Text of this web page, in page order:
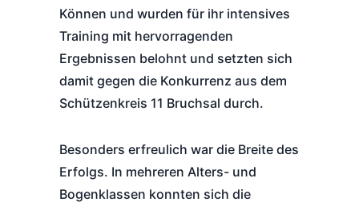
Können und wurden für ihr intensives
Training mit hervorragenden
Ergebnissen belohnt und setzten sich
damit gegen die Konkurrenz aus dem
Schützenkreis 11 Bruchsal durch.
Besonders erfreulich war die Breite des
Erfolgs. In mehreren Alters- und
Bogenklassen konnten sich die